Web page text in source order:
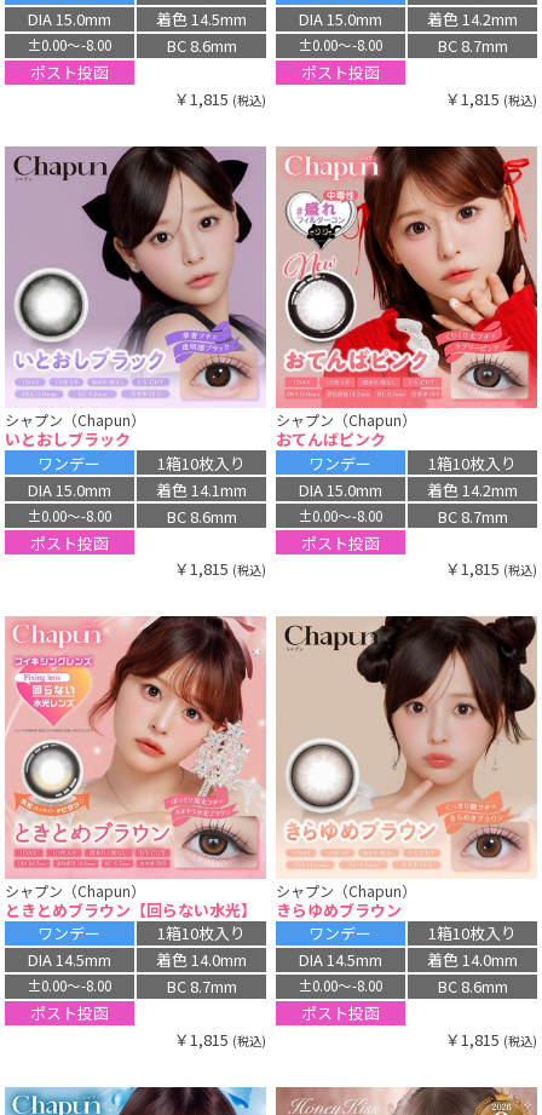
DIA 15.0mm
着色 14.5mm
±0.00〜-8.00
BC 8.6mm
ポスト投函
￥1,815 (税込)
DIA 15.0mm
着色 14.2mm
±0.00〜-8.00
BC 8.7mm
ポスト投函
￥1,815 (税込)
シャプン（Chapun）
いとおしブラック
ワンデー
1箱10枚入り
DIA 15.0mm
着色 14.1mm
±0.00〜-8.00
BC 8.6mm
ポスト投函
￥1,815 (税込)
シャプン（Chapun）
おてんばピンク
ワンデー
1箱10枚入り
DIA 15.0mm
着色 14.2mm
±0.00〜-8.00
BC 8.7mm
ポスト投函
￥1,815 (税込)
シャプン（Chapun）
ときとめブラウン【回らない水光】
ワンデー
1箱10枚入り
DIA 14.5mm
着色 14.0mm
±0.00〜-8.00
BC 8.7mm
ポスト投函
￥1,815 (税込)
シャプン（Chapun）
きらゆめブラウン
ワンデー
1箱10枚入り
DIA 14.5mm
着色 14.0mm
±0.00〜-8.00
BC 8.6mm
ポスト投函
￥1,815 (税込)